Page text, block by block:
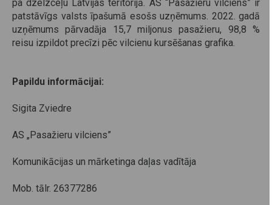
pa dzelzceļu Latvijas teritorijā. AS “Pasažieru vilciens” ir
patstāvīgs valsts īpašumā esošs uzņēmums. 2022. gadā
uzņēmums pārvadāja 15,7 miljonus pasažieru, 98,8 %
reisu izpildot precīzi pēc vilcienu kursēšanas grafika.
Papildu informācijai:
Sigita Zviedre
AS „Pasažieru vilciens”
Komunikācijas un mārketinga daļas vadītāja
Mob. tālr. 26377286